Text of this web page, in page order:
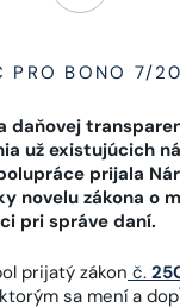
PRO BONO 7/
daňovej
už existujúcich
prijala
novelu zákona o
pri správe daní.
prijatý zákon č.
sa mení a